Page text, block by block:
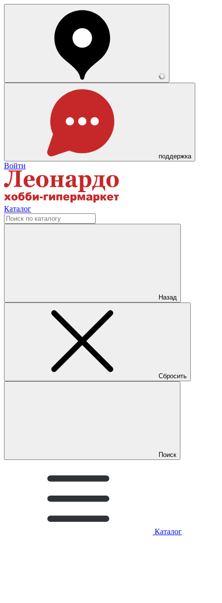
поддержка
Войти
Каталог
Назад
Сбросить
Поиск
Каталог